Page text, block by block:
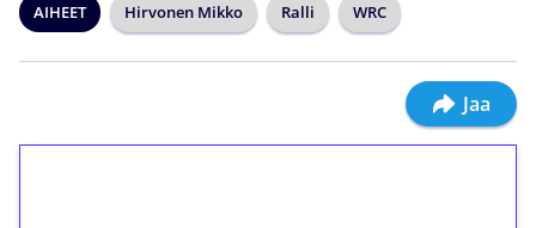
AIHEET Hirvonen Mikko Ralli WRC
Jaa